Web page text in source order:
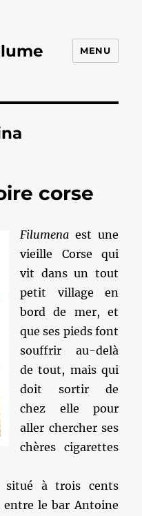
MENU
corse
Filumena est une
vieille Corse qui
vit dans un tout
petit village en
bord de mer, et
que ses pieds font
souffrir au-delà
de tout, mais qui
doit sortir de
chez elle pour
aller chercher ses
chères cigarettes
situé à trois cents
entre le bar Antoine